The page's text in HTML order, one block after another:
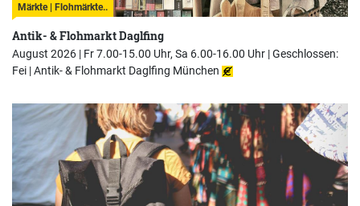
Märkte | Flohmärkte..
Antik- & Flohmarkt Daglfing
August 2026 | Fr 7.00-15.00 Uhr, Sa 6.00-16.00 Uhr | Geschlossen:
Fei |Antik- & Flohmarkt Daglfing München